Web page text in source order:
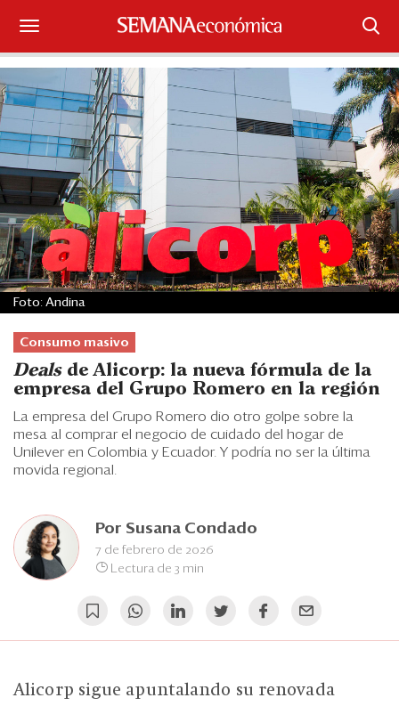
Suscríbase
Iniciar sesión
Portada
¿Qué está pasando?
Sectores y Empresas
Management
Economía y Finanzas
Eventos
Blogs
Ranking CEO
Edición Impresa
Consumo masivo
Dealsde Alicorp: la nueva fórmula de la
empresa del Grupo Romero en la región
La empresa del Grupo Romero dio otro golpe sobre la
mesa al comprar el negocio de cuidado del hogar de
Unilever en Colombia y Ecuador. Y podría no ser la última
movida regional.
Por Susana Condado
7 de febrero de 2026
Lectura de 3 min
Foto: Andina
Alicorp sigue apuntalando su renovada